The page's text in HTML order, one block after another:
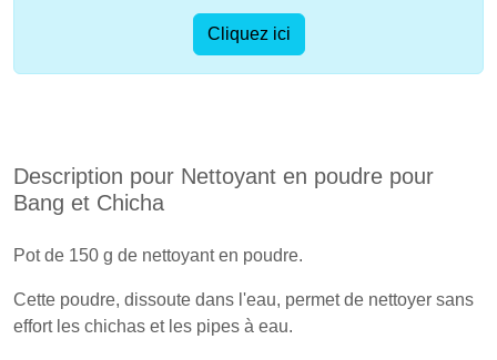
Cliquez ici
Description pour Nettoyant en poudre pour
Bang et Chicha
Pot de 150 g de nettoyant en poudre.
Cette poudre, dissoute dans l'eau, permet de nettoyer sans
effort les chichas et les pipes à eau.